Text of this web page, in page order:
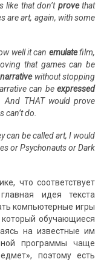
like that don’t provethat
are art, again, with some
well it can emulatefilm,
that games can be
narrativewithout stopping
can be expressed
And THAT would prove
do.
can be called art, I would
or Psychonauts or Dark
что соответствует
идея текста
компьютерные игры
который обучающиеся
на известные им
программы чаще
поэтому есть